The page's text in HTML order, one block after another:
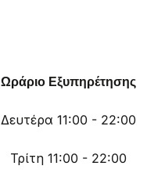
Ωράριο Εξυπηρέτησης
Δευτέρα 11:00 - 22:00
Τρίτη 11:00 - 22:00